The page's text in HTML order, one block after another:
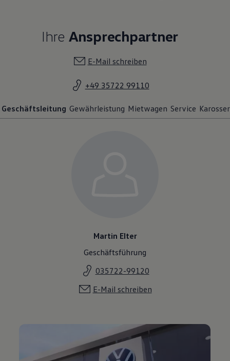
Ihre Ansprechpartner
E-Mail schreiben
+49 35722 99110
Geschäftsleitung Gewährleistung Mietwagen Service
Martin Elter
Geschäftsführung
035722-99120
E-Mail schreiben